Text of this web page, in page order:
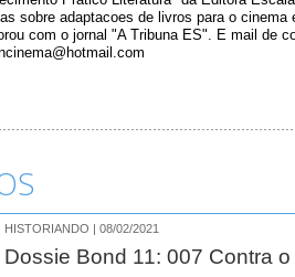
sobre adaptacoes de livros para o cinema
com o jornal "A Tribuna ES". E mail de
HISTORIANDO | 08/02/2021
Dossie Bond 11: 007 Contra